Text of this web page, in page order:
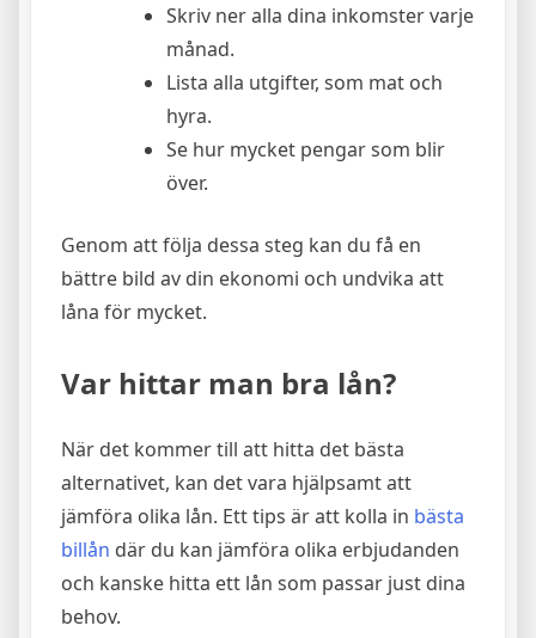
Skriv ner alla dina inkomster varje
månad.
Lista alla utgifter, som mat och
hyra.
Se hur mycket pengar som blir
över.
Genom att följa dessa steg kan du få en
bättre bild av din ekonomi och undvika att
låna för mycket.
Var hittar man bra lån?
När det kommer till att hitta det bästa
alternativet, kan det vara hjälpsamt att
jämföra olika lån. Ett tips är att kolla in bästa
billån där du kan jämföra olika erbjudanden
och kanske hitta ett lån som passar just dina
behov.